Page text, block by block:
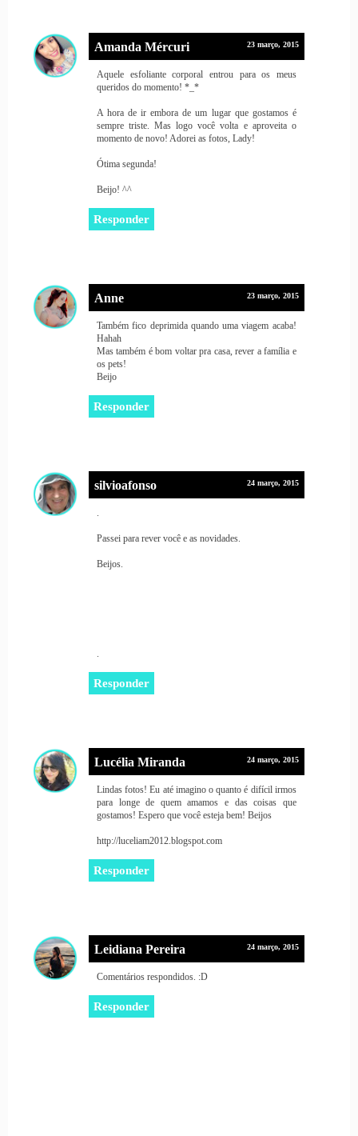
Amanda Mércuri 23 março, 2015
Aquele esfoliante corporal entrou para os meus
queridos do momento! *_*
A hora de ir embora de um lugar que gostamos é
sempre triste. Mas logo você volta e aproveita o
momento de novo! Adorei as fotos, Lady!
Ótima segunda!
Beijo! ^^
Responder
Anne 23 março, 2015
Também fico deprimida quando uma viagem acaba!
Hahah
Mas também é bom voltar pra casa, rever a família e
os pets!
Beijo
Responder
silvioafonso 24 março, 2015
.
Passei para rever você e as novidades.
Beijos.
.
Responder
Lucélia Miranda 24 março, 2015
Lindas fotos! Eu até imagino o quanto é difícil irmos
para longe de quem amamos e das coisas que
gostamos! Espero que você esteja bem! Beijos
http://luceliam2012.blogspot.com
Responder
Leidiana Pereira 24 março, 2015
Comentários respondidos. :D
Responder